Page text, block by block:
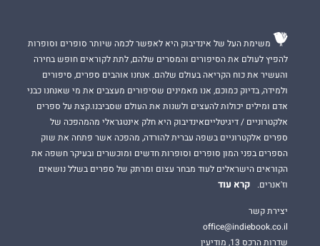
משימת העל של אינדיבוק היא לאפשר לכמה שיותר סופרים וסופרות
להפיץ לעולם את הסיפורים והמסרים שלהם, לתת לקוראים חופש בחירה
והעשיר את כוח הקריאה בעולם שלהם. אנחנו אוהבים ספרים, סיפורים
ולמידה, בדיוק כמוכם, אנו מאמינים שסיפורים מעצבים את מי שאנחנו כבני
אדם ומילים יכולות להעצים ולשנות את העולם שסביבנו.קצת על ספרים
אלקטרוניים / דיגיטלייםאינדיבוק היא חלק אינטגראלי מהמהפכה של
ספרים אלקטרוניים בשפה עברית להורדה, מהפכה אשר פתחה את שוק
הספרים בפני המון סופרים וסופרות חדשים ומוכשרים ובעיקר חשפה את
הקוראים הישראלים לעוד מבחר עצום ומרתק של ספרים בשלל נושאים
וז'אנרים.
קרא עוד
יצירת קשר
office@indiebook.co.il
שדרות הרכס 13, מודיעין